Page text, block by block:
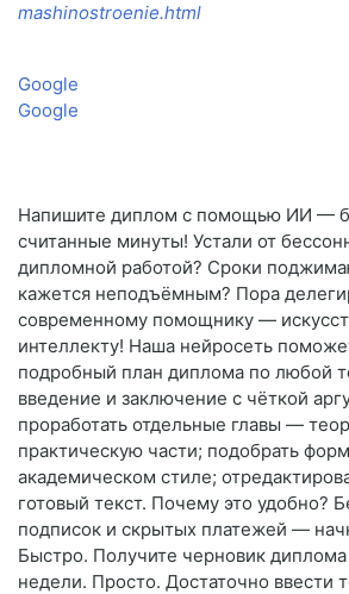
mashinostroenie.html
Google
Google
Напишите диплом с помощью ИИ —
считанные минуты! Устали от
дипломной работой? Сроки
кажется неподъёмным? Пора
современному помощнику —
интеллекту! Наша нейросеть
подробный план диплома по любой
введение и заключение с чёткой
проработать отдельные главы —
практическую части; подобрать
академическом стиле;
готовый текст. Почему это удобно?
подписок и скрытых платежей —
Быстро. Получите черновик
недели. Просто. Достаточно ввести